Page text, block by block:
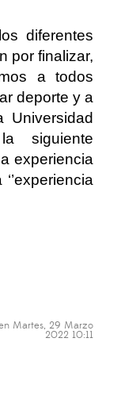
diferentes
por finalizar,
a todos
deporte y a
siguiente
experiencia
Martes, 29 Marzo
2022 10:11